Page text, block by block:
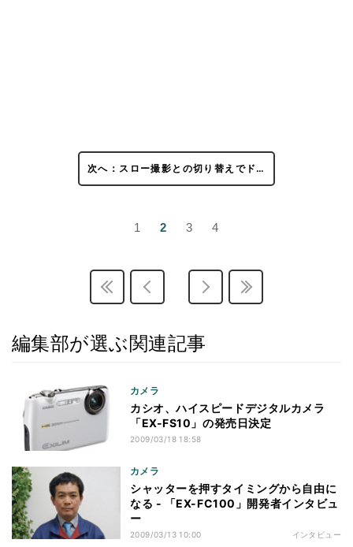
次へ：スロー撮影との切り替えでド…
1 2 3 4
編集部が選ぶ関連記事
カメラ
カシオ、ハイスピードデジタルカメラ
「EX-FS10」の発売日決定
2009/03/18 18:58
カメラ
シャッターを押すタイミングから自由に
なる - 「EX-FC100」開発者インタビュ
ー
2009/03/13 10:00 インタビュー